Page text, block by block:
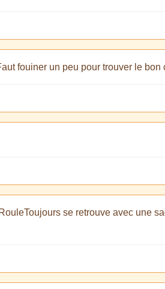
fouiner un peu pour trouver le bon
se retrouve avec une